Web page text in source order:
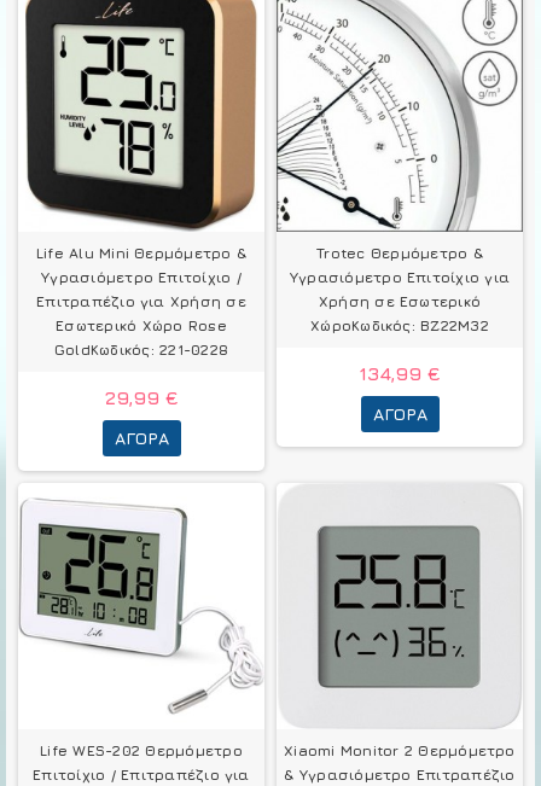
Life Alu Mini Θερμόμετρo &
Υγρασιόμετρo Επιτοίχιο /
Επιτραπέζιο για Χρήση σε
Εσωτερικό Χώρο Rose
GoldΚωδικός: 221-0228
29,99 €
ΑΓΟΡΆ
Trotec Θερμόμετρo &
Υγρασιόμετρo Επιτοίχιο για
Χρήση σε Εσωτερικό
ΧώροΚωδικός: BZ22M32
134,99 €
ΑΓΟΡΆ
Life WES-202 Θερμόμετρo
Επιτοίχιο / Επιτραπέζιο για
Xiaomi Monitor 2 Θερμόμετρo
& Υγρασιόμετρo Επιτραπέζιο